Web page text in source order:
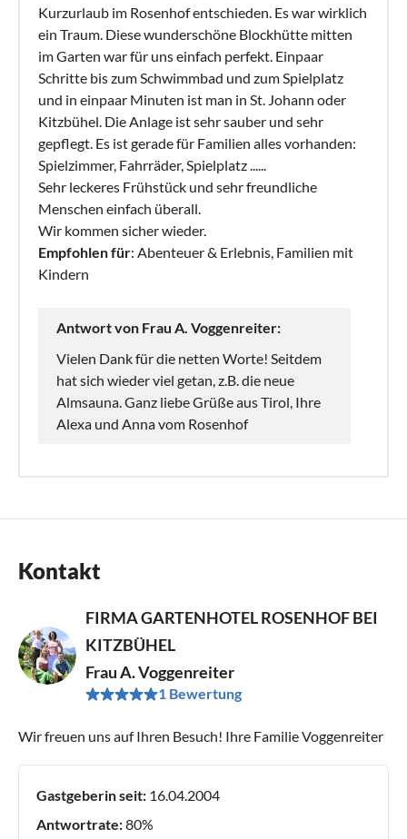
Kurzurlaub im Rosenhof entschieden. Es war wirklich
ein Traum. Diese wunderschöne Blockhütte mitten
im Garten war für uns einfach perfekt. Einpaar
Schritte bis zum Schwimmbad und zum Spielplatz
und in einpaar Minuten ist man in St. Johann oder
Kitzbühel. Die Anlage ist sehr sauber und sehr
gepflegt. Es ist gerade für Familien alles vorhanden:
Spielzimmer, Fahrräder, Spielplatz ......
Sehr leckeres Frühstück und sehr freundliche
Menschen einfach überall.
Wir kommen sicher wieder.
Empfohlen für: Abenteuer & Erlebnis, Familien mit
Kindern
Antwort von Frau A. Voggenreiter:
Vielen Dank für die netten Worte! Seitdem
hat sich wieder viel getan, z.B. die neue
Almsauna. Ganz liebe Grüße aus Tirol, Ihre
Alexa und Anna vom Rosenhof
Kontakt
FIRMA GARTENHOTEL ROSENHOF BEI
KITZBÜHEL
Frau A. Voggenreiter
1 Bewertung
Wir freuen uns auf Ihren Besuch! Ihre Familie Voggenreiter
Gastgeberin seit: 16.04.2004
Antwortrate:80%